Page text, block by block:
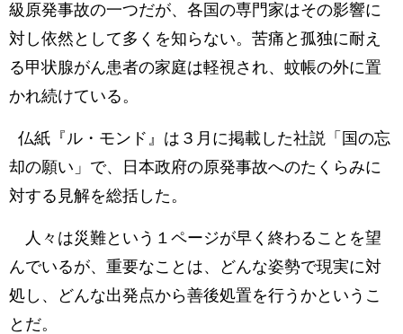
級原発事故の一つだが、各国の専門家はその影響に
対し依然として多くを知らない。苦痛と孤独に耐え
る甲状腺がん患者の家庭は軽視され、蚊帳の外に置
かれ続けている。
仏紙『ル・モンド』は３月に掲載した社説「国の忘
却の願い」で、日本政府の原発事故へのたくらみに
対する見解を総括した。
人々は災難という１ページが早く終わることを望
んでいるが、重要なことは、どんな姿勢で現実に対
処し、どんな出発点から善後処置を行うかというこ
とだ。